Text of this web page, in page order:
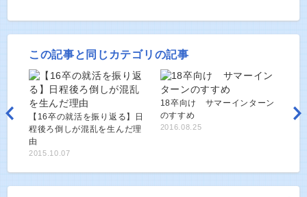
この記事と同じカテゴリの記事
【16卒の就活を振り返る】日
程後ろ倒しが混乱を生んだ理
由
2015.10.07
18卒向け サマーインターン
のすすめ
2016.08.25